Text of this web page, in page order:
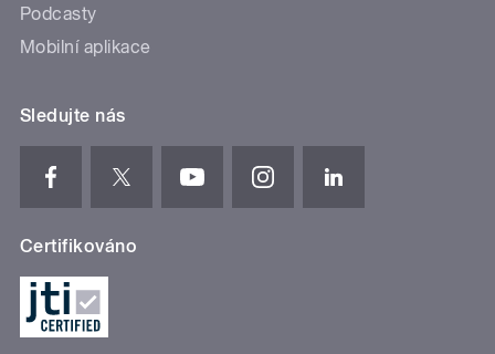
Podcasty
Mobilní aplikace
Sledujte nás
Certifikováno